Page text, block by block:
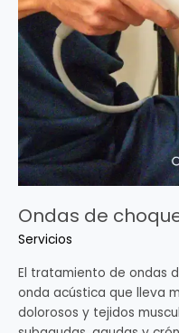
Ondas de
Servicios
El tratamiento de ondas
onda acústica que lleva
dolorosos y tejidos